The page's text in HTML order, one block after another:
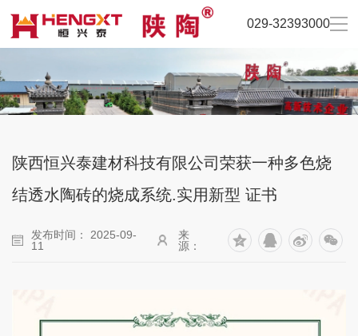
029-32393000
陕西恒兴泰建材科技有限公司荣获一种多色烧
结透水陶砖的烧成系统.实用新型 证书
发布时间： 2025-09-
11
来
源：